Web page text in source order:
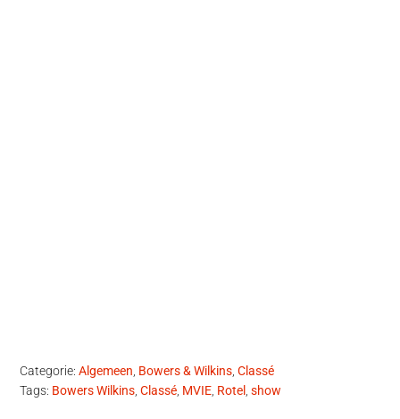
Categorie:Algemeen, Bowers & Wilkins,Classé
Tags: Bowers Wilkins,Classé, MVIE, Rotel ,show